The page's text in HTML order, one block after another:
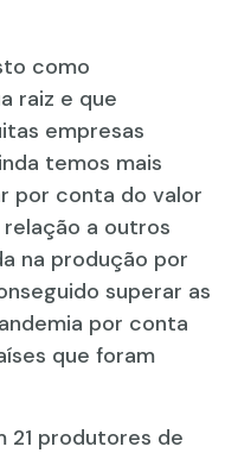
como
raiz e que
empresas
temos mais
por conta do valor
a outros
na produção por
superar as
por conta
que foram
21 produtores de